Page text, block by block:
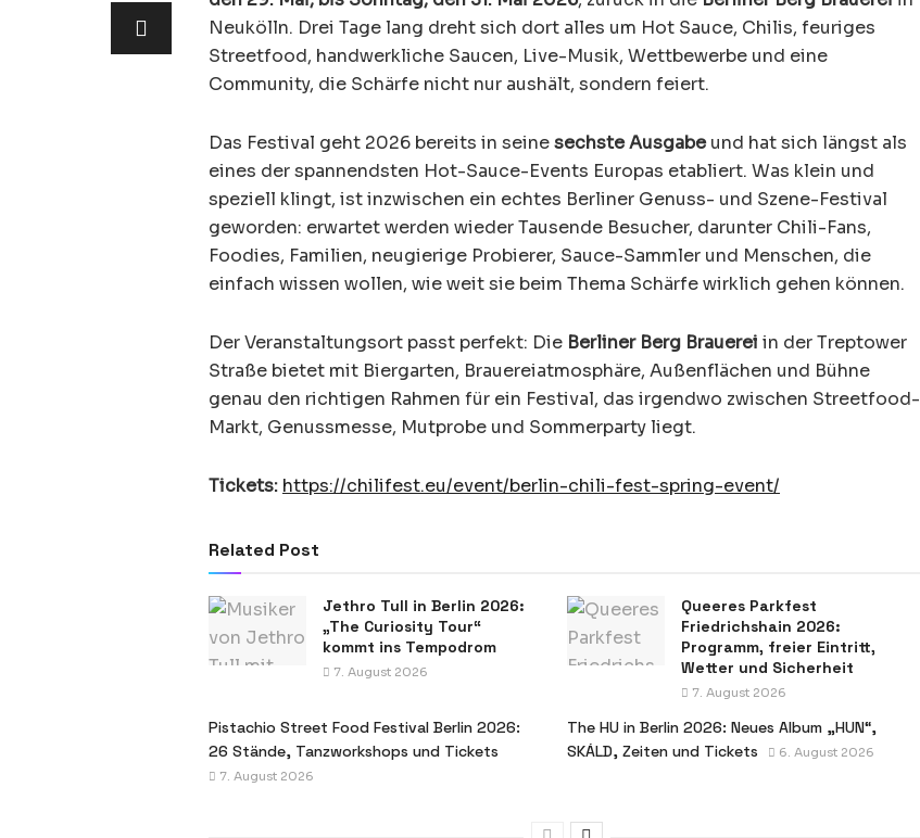
Neukölln. Drei Tage lang dreht sich dort alles um Hot Sauce, Chilis, feuriges
Streetfood, handwerkliche Saucen, Live-Musik, Wettbewerbe und eine
Community, die Schärfe nicht nur aushält, sondern feiert.
Das Festival geht 2026 bereits in seinesechste Ausgabeund hat sich längst als
eines der spannendsten Hot-Sauce-Events Europas etabliert. Was klein und
speziell klingt, ist inzwischen ein echtes Berliner Genuss- und Szene-Festival
geworden: erwartet werden wieder Tausende Besucher, darunter Chili-Fans,
Foodies, Familien, neugierige Probierer, Sauce-Sammler und Menschen, die
einfach wissen wollen, wie weit sie beim Thema Schärfe wirklich gehen können.
Der Veranstaltungsort passt perfekt: Die Berliner Berg Brauerei in der Treptower
Straße bietet mit Biergarten, Brauereiatmosphäre, Außenflächen und Bühne
genau den richtigen Rahmen für ein Festival, das irgendwo zwischen Streetfood-
Markt, Genussmesse, Mutprobe und Sommerparty liegt.
Tickets: https://chilifest.eu/event/berlin-chili-fest-spring-event/
Related Post
Jethro Tull in Berlin 2026:
„The Curiosity Tour“
kommt ins Tempodrom
7. August 2026
Queeres Parkfest
Friedrichshain 2026:
Programm, freier Eintritt,
Wetter und Sicherheit
7. August 2026
Pistachio Street Food Festival Berlin 2026:
26 Stände, Tanzworkshops und Tickets
7. August 2026
The HU in Berlin 2026: Neues Album „HUN“,
SKÁLD, Zeiten und Tickets
6. August 2026